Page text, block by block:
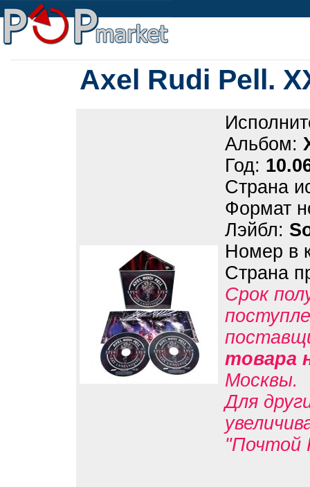
Axel Rudi Pell.
Альбом:
Год:
Страна
Формат
Лэйбл:
Номер в
Страна
Срок
товара
Москвы.
Для
"Почтой